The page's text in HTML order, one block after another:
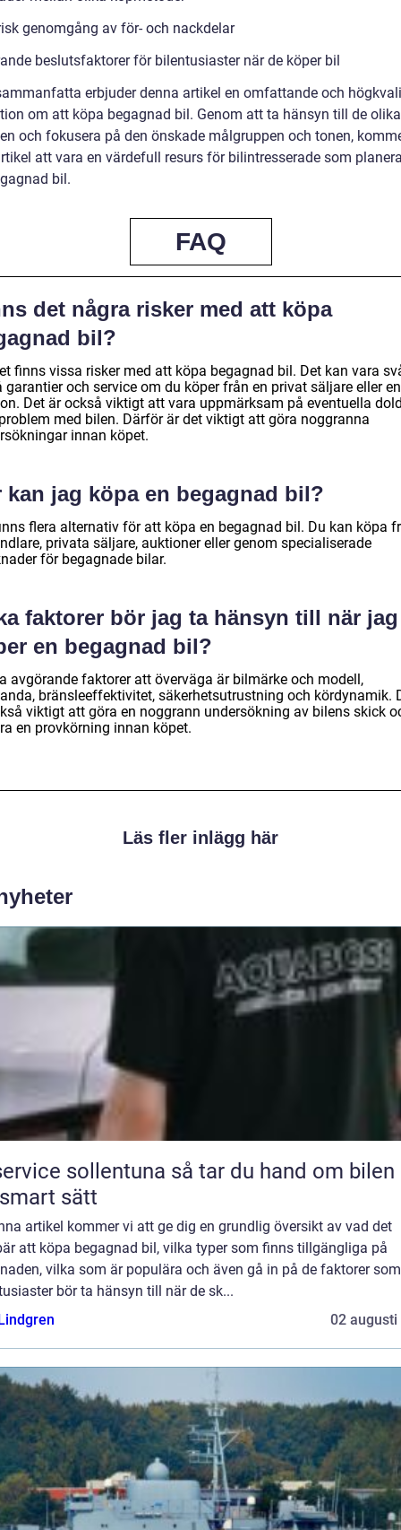
genomgång av för- och nackdelar
beslutsfaktorer för bilentusiaster när de köper bil
erbjuder denna artikel en omfattande och
om att köpa begagnad bil. Genom att ta hänsyn till de olika
och fokusera på den önskade målgruppen och tonen,
att vara en värdefull resurs för bilintresserade som
bil.
FAQ
det några risker med att köpa
bil?
finns vissa risker med att köpa begagnad bil. Det kan vara
garantier och service om du köper från en privat säljare eller en
Det är också viktigt att vara uppmärksam på eventuella
med bilen. Därför är det viktigt att göra noggranna
innan köpet.
kan jag köpa en begagnad bil?
flera alternativ för att köpa en begagnad bil. Du kan köpa
privata säljare, auktioner eller genom specialiserade
för begagnade bilar.
faktorer bör jag ta hänsyn till när jag
en begagnad bil?
avgörande faktorer att överväga är bilmärke och modell,
bränsleeffektivitet, säkerhetsutrustning och kördynamik.
viktigt att göra en noggrann undersökning av bilens skick
en provkörning innan köpet.
Läs fler inlägg här
sollentuna så tar du hand om bilen på
sätt
artikel kommer vi att ge dig en grundlig översikt av vad det
att köpa begagnad bil, vilka typer som finns tillgängliga på
vilka som är populära och även gå in på de faktorer som
bör ta hänsyn till när de sk...
02 augusti